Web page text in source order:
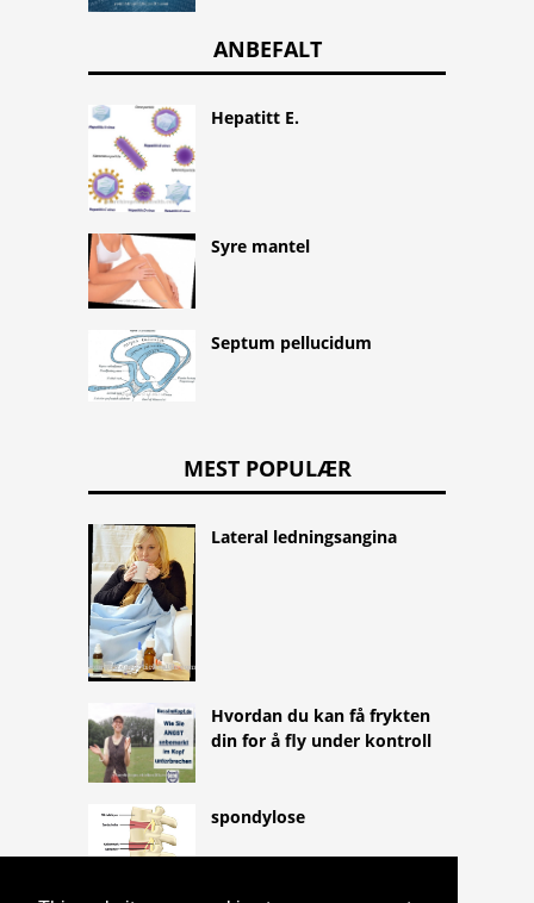
ANBEFALT
Hepatitt E.
Syre mantel
Septum pellucidum
MEST POPULÆR
Lateral ledningsangina
Hvordan du kan få frykten
din for å fly under kontroll
spondylose